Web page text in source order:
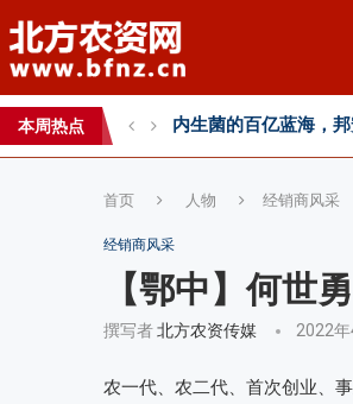
本周热点
2026 SFA功能性特肥
首页 人物 经销商风采
经销商风采
【鄂中】何世
撰写者北方农资传媒 2022
农一代、农二代、首次创业、